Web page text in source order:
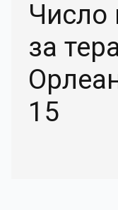
Число
за
15